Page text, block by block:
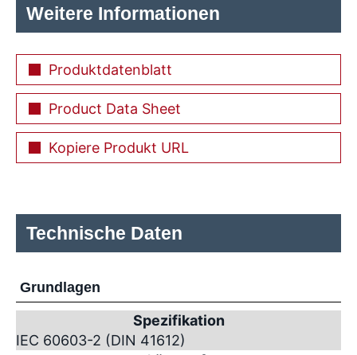
Weitere Informationen
Produktdatenblatt
Product Data Sheet
Kopiere Produkt URL
Technische Daten
Grundlagen
Spezifikation
IEC 60603-2 (DIN 41612)